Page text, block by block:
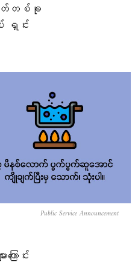
တ်တစ်ခု
ရှင်း
Public Service Announcement
ာင်း